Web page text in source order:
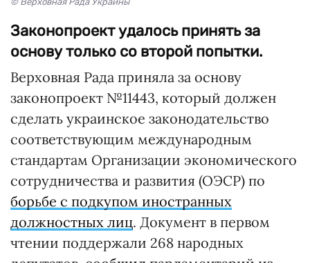
Законопроект удалось принять за
основу только со второй попытки.
Верховная Рада приняла за основу
законопроект №11443, который должен
сделать украинское законодательство
соответствующим международным
стандартам Организации экономического
сотрудничества и развития (ОЭСР) по
борьбе с подкупом иностранных
должностных лиц. Документ в первом
чтении поддержали 268 народных